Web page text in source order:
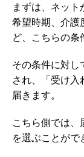
まずは、ネッ
希望時期、介護
ど、こちらの条
その条件に対し
され、「受け入
届きます。
こちら側では、
を選ぶことがで